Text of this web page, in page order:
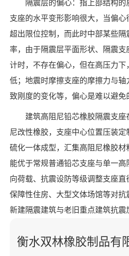
隔震层的偏心：指上部结构
支座的水平变形影响很大，当偏
超出限位控制，而此时中部某些
率，由于隔震层平面形状、隔震
计时，不存在偏心，但在高压力
低；地震时摩擦支座的摩擦力与
致刚度的变化等，偏心是难以避免
建筑高阻尼铅芯橡胶隔震支
尼改性橡胶，支座中心位置压装
硫化一体成型，汇集高阻尼橡胶
能优于常规普通铅芯支座与单一
向荷载、抗震设防等级调整支座
保障性住房、大型文体场馆等对
新建隔震建筑与老旧重点建筑抗震
衡水双林橡胶制品有